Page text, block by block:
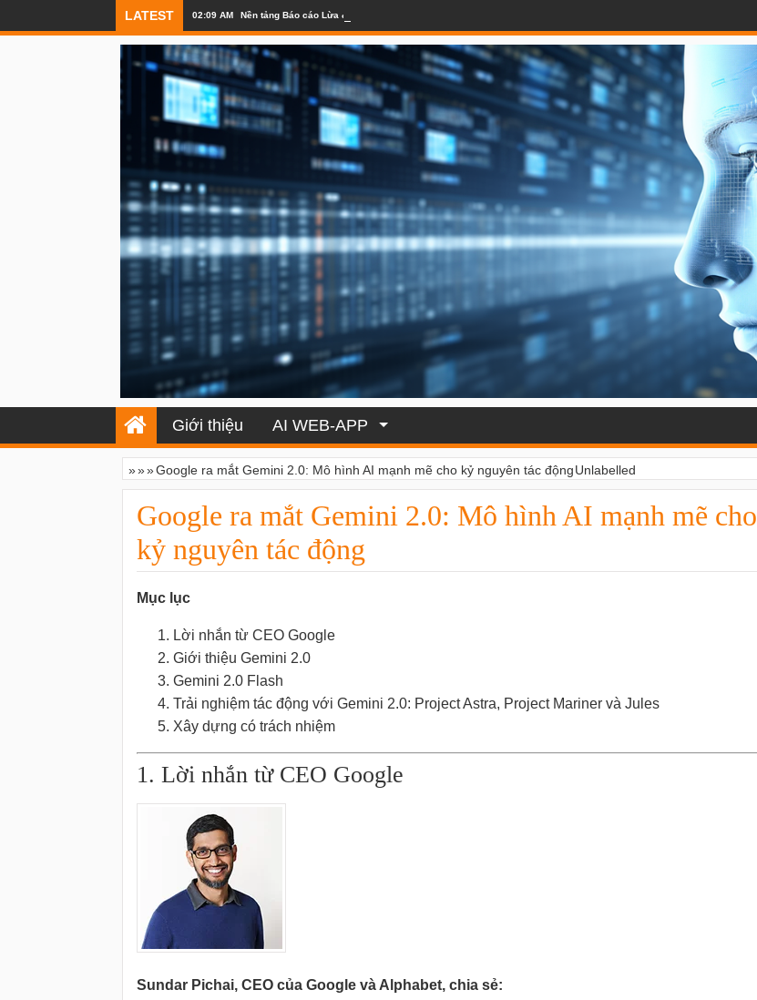
LATEST 02:09 AM Nền tảng Báo cáo Lừa đảo Toàn cầu Ra mắt với Sự hỗ trợ của OpenAI - PaymentsJournal
Giới thiệu AI WEB-APP
»» Unlabelled
»Google ra mắt Gemini 2.0: Mô hình AI mạnh mẽ cho kỷ nguyên tác động
Google ra mắt Gemini 2.0: Mô hình AI mạnh mẽ cho
kỷ nguyên tác động
Mục lục
Lời nhắn từ CEO Google
Giới thiệu Gemini 2.0
Gemini 2.0 Flash
Trải nghiệm tác động với Gemini 2.0: Project Astra, Project Mariner và Jules
Xây dựng có trách nhiệm
1. Lời nhắn từ CEO Google
Sundar Pichai, CEO của Google và Alphabet, chia sẻ: